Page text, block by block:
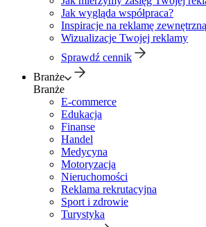
Jak wygląda współpraca?
Inspiracje na reklamę zewnętrzną
Wizualizacje Twojej reklamy
Sprawdź cennik
Branże
Branże
E-commerce
Edukacja
Finanse
Handel
Medycyna
Motoryzacja
Nieruchomości
Reklama rekrutacyjna
Sport i zdrowie
Turystyka